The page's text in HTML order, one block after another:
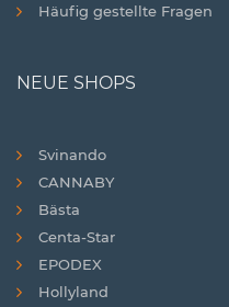
Häufig gestellte Fragen
NEUE SHOPS
Svinando
CANNABY
Bästa
Centa-Star
EPODEX
Hollyland